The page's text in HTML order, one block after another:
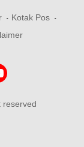
Kotak Pos
reserved